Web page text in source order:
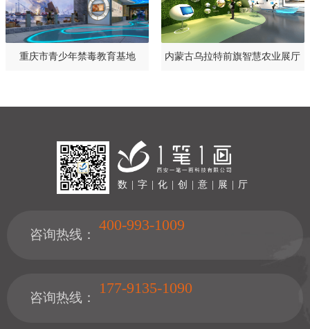
重庆市青少年禁毒教育基地 内蒙古乌拉特前旗智慧农业展厅
数 | 字 | 化 | 创 | 意 | 展 | 厅
咨询热线：
400-993-1009
咨询热线：
177-9135-1090